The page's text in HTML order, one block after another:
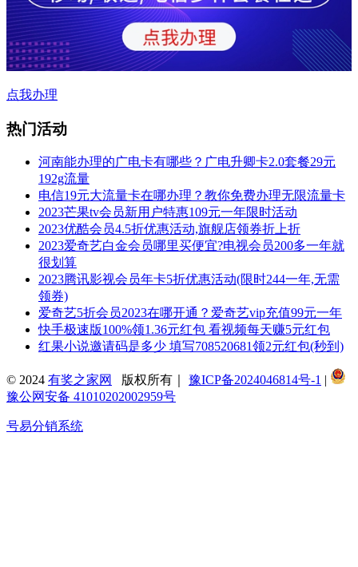
点我办理
热门活动
河南能办理的广电卡有哪些？广电升卿卡2.0套餐29元
192g流量
电信19元大流量卡在哪办理？教你免费办理无限流量卡
2023芒果tv会员新用户特惠109元一年限时活动
2023优酷会员4.5折优惠活动,旗舰店领券折上折
2023爱奇艺白金会员哪里买便宜?电视会员200多一年就
很划算
2023腾讯影视会员年卡5折优惠活动(限时244一年,无需
领券)
爱奇艺5折会员2023在哪开通？爱奇艺vip充值99元一年
快手极速版100%领1.36元红包 看视频每天赚5元红包
红果小说邀请码是多少 填写708520681领2元红包(秒到)
© 2024 有奖之家网 版权所有｜ 豫ICP备2024046814号-1 |
豫公网安备 41010202002959号
号易分销系统